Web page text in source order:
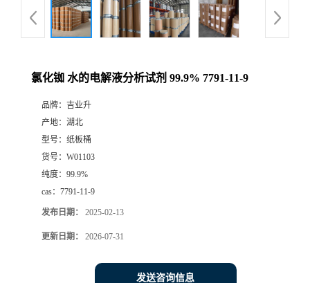
氯化铷 水的电解液分析试剂 99.9% 7791-11-9
品牌： 吉业升
产地： 湖北
型号： 纸板桶
货号： W01103
纯度： 99.9%
cas： 7791-11-9
发布日期： 2025-02-13
更新日期： 2026-07-31
发送咨询信息